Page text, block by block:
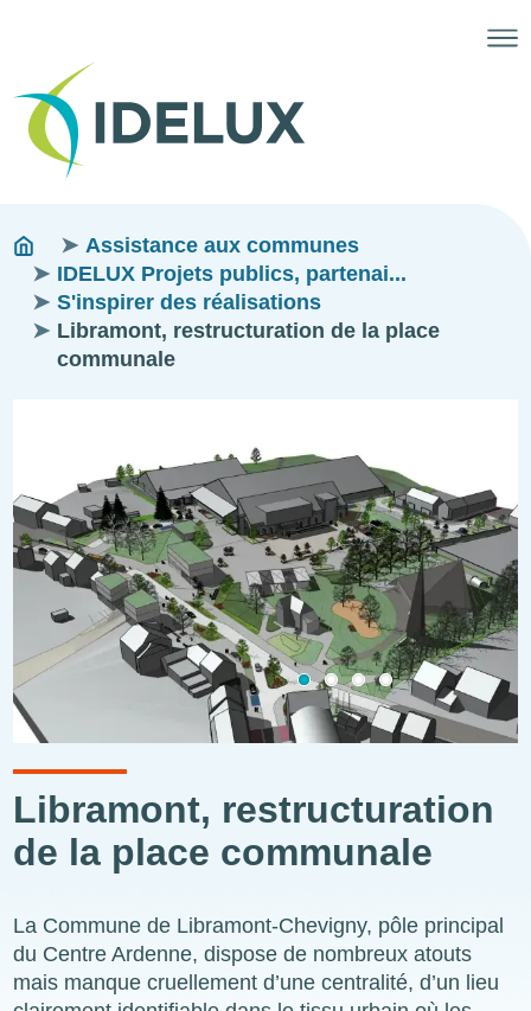
Fils
d'ariane
You
are
here:
Assistance aux communes
IDELUX Projets publics, partenai...
S'inspirer des réalisations
Libramont, restructuration de la place
communale
Libramont, restructuration
de la place communale
La Commune de Libramont-Chevigny, pôle principal
du Centre Ardenne, dispose de nombreux atouts
mais manque cruellement d’une centralité, d’un lieu